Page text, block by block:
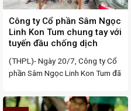
Công ty Cổ phần Sâm Ngọc
Linh Kon Tum chung tay với
tuyến đầu chống dịch
(THPL)- Ngày 20/7, Công ty Cổ
phần Sâm Ngọc Linh Kon Tum đã